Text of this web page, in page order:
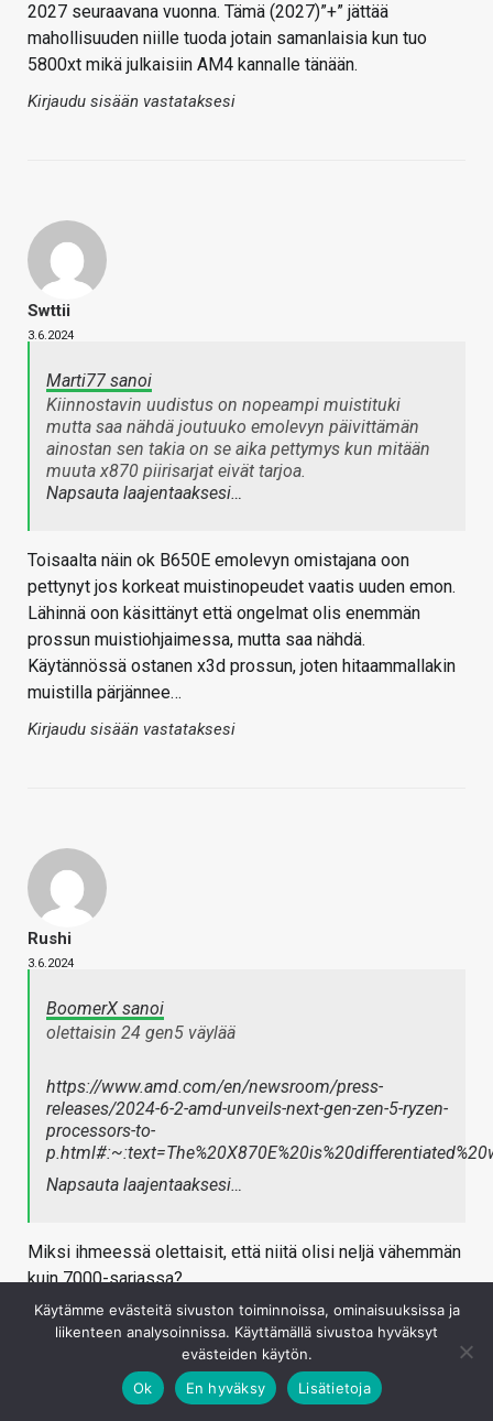
2027 seuraavana vuonna. Tämä (2027)”+” jättää
mahollisuuden niille tuoda jotain samanlaisia kun tuo
5800xt mikä julkaisiin AM4 kannalle tänään.
Kirjaudu sisään vastataksesi
Swttii
3.6.2024
Marti77 sanoi
Kiinnostavin uudistus on nopeampi muistituki
mutta saa nähdä joutuuko emolevyn päivittämän
ainostan sen takia on se aika pettymys kun mitään
muuta x870 piirisarjat eivät tarjoa.
Napsauta laajentaaksesi…
Toisaalta näin ok B650E emolevyn omistajana oon
pettynyt jos korkeat muistinopeudet vaatis uuden emon.
Lähinnä oon käsittänyt että ongelmat olis enemmän
prossun muistiohjaimessa, mutta saa nähdä.
Käytännössä ostanen x3d prossun, joten hitaammallakin
muistilla pärjännee…
Kirjaudu sisään vastataksesi
Rushi
3.6.2024
BoomerX sanoi
olettaisin 24 gen5 väylää
https://www.amd.com/en/newsroom/press-
releases/2024-6-2-amd-unveils-next-gen-zen-5-ryzen-
processors-to-
Napsauta laajentaaksesi…
Miksi ihmeessä olettaisit, että niitä olisi neljä vähemmän
kuin 7000-sarjassa?
Kirjaudu sisään vastataksesi
Käytämme evästeitä sivuston toiminnoissa, ominaisuuksissa ja
liikenteen analysoinnissa. Käyttämällä sivustoa hyväksyt
evästeiden käytön.
Ok
En hyväksy Lisätietoja